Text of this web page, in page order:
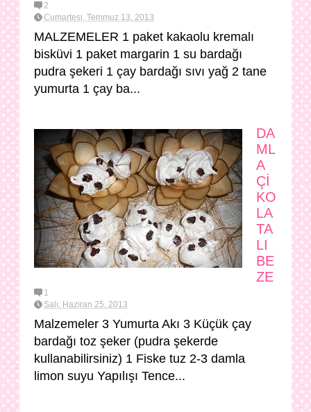
2
Cumartesi, Temmuz 13, 2013
MALZEMELER 1 paket kakaolu kremalı
bisküvi 1 paket margarin 1 su bardağı
pudra şekeri 1 çay bardağı sıvı yağ 2 tane
yumurta 1 çay ba...
DA
ML
A
Çİ
KO
LA
TA
LI
BE
ZE
1
Salı, Haziran 25, 2013
Malzemeler 3 Yumurta Akı 3 Küçük çay
bardağı toz şeker (pudra şekerde
kullanabilirsiniz) 1 Fiske tuz 2-3 damla
limon suyu Yapılışı Tence...